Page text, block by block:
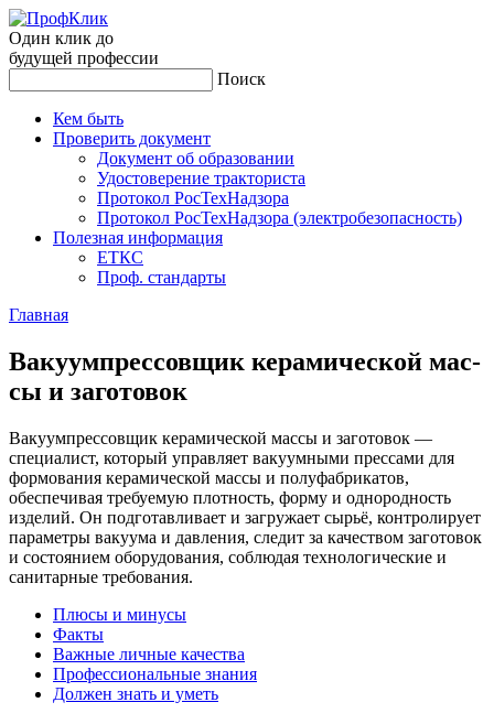
Один клик до
будущей профессии
Поиск
Кем быть
Проверить документ
Документ об образовании
Удостоверение тракториста
Протокол РосТехНадзора
Протокол РосТехНадзора (электробезопасность)
Полезная информация
ЕТКС
Проф. стандарты
Главная
Ва­ку­ум­прес­совщик ке­рами­чес­кой мас­
сы и за­гото­вок
Вакуумпрессовщик керамической массы и заготовок —
специалист, который управляет вакуумными прессами для
формования керамической массы и полуфабрикатов,
обеспечивая требуемую плотность, форму и однородность
изделий. Он подготавливает и загружает сырьё, контролирует
параметры вакуума и давления, следит за качеством заготовок
и состоянием оборудования, соблюдая технологические и
санитарные требования.
Плюсы и минусы
Факты
Важные личные качества
Профессиональные знания
Должен знать и уметь